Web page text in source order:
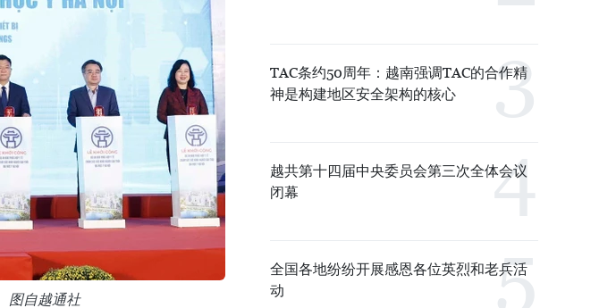
图自越通社
TAC条约50周年：越南强调TAC的合作精
神是构建地区安全架构的核心
越共第十四届中央委员会第三次全体会议
闭幕
全国各地纷纷开展感恩各位英烈和老兵活
动